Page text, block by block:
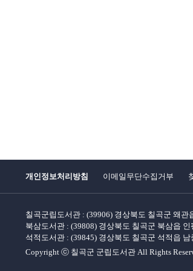
개인정보처리방침 이메일무단수집거부
칠곡군립도서관 : (39906) 경상북도 칠곡군 왜관
북삼도서관 : (39808) 경상북도 칠곡군 북삼읍
석적도서관 : (39845) 경상북도 칠곡군 석적읍
Copyright ⓒ 칠곡군 군립도서관 All Rights